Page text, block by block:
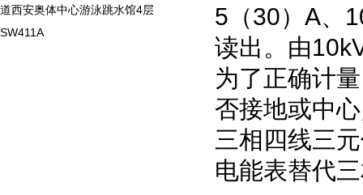
道西安奥体中心游泳跳水馆4层
SW411A
5 （30） A、
读出。由
为了正确计
否接地或中
三相四线三
电能表替代